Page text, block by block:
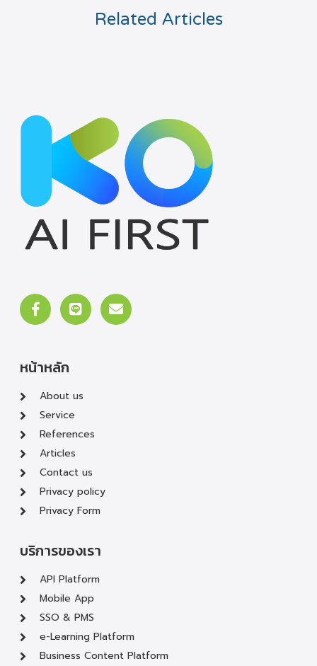
Related Articles
หน้าหลัก
About us
Service
References
Articles
Contact us
Privacy policy
Privacy Form
บริการของเรา
API Platform
Mobile App
SSO & PMS
e-Learning Platform
Business Content Platform